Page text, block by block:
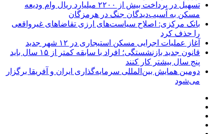
تسهیل در پرداخت بیش از ۲۲۰۰ میلیارد ریال وام ودیعه
مسکن به آسیب‌دیدگان جنگ در هرمزگان
بانک مرکزی: اصلاح سیاست‌های ارزی تقاضاهای غیرواقعی
را حذف کرد
آغاز عملیات اجرایی مسکن استیجاری در ۱۲ شهر جدید
قانون جدید بازنشستگی؛ افراد با سابقه کمتر از ۱۵ سال باید
پنج سال بیشتر کار کنند
دومین همایش بین‌المللی سرمایه‌گذاری ایران و آفریقا برگزار
می‌شود